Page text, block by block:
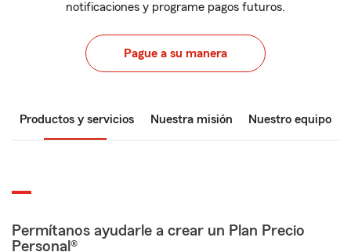
notificaciones y programe pagos futuros.
Pague a su manera
Productos y servicios Nuestra misión Nuestro equipo
Permítanos ayudarle a crear un Plan Precio
Personal®